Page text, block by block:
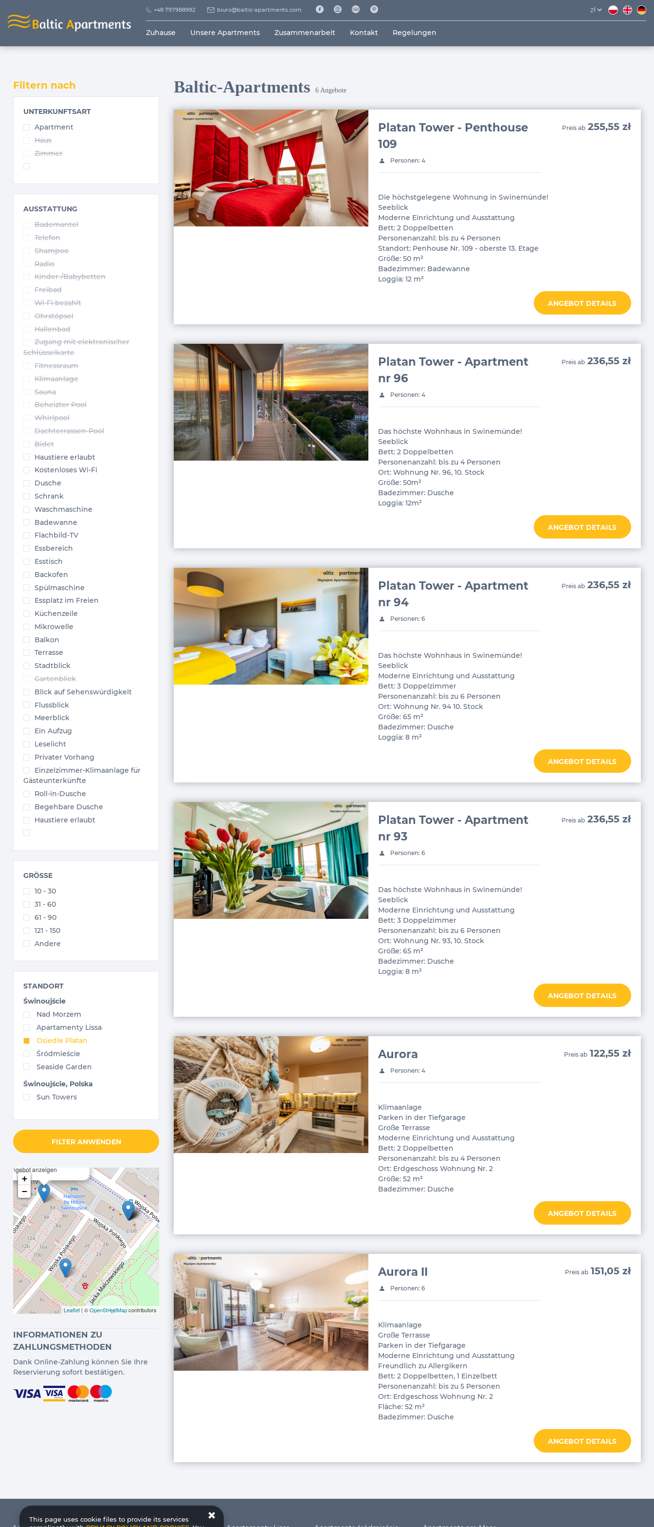
+48 797988992 biuro@baltic-apartments.com
Zuhause Unsere Apartments Zusammenarbeit Kontakt Regelungen
Filtern nach
UNTERKUNFTSART
Apartment
Haus
Zimmer
AUSSTATTUNG
Bademantel
Telefon
Shampoo
Radio
Kinder-/Babybetten
Freibad
Wi-Fi bezahlt
Ohrstöpsel
Hallenbad
Zugang mit elektronischer
Schlüsselkarte
Fitnessraum
Klimaanlage
Sauna
Beheizter Pool
Whirlpool
Dachterrassen-Pool
Bidet
Haustiere erlaubt
Kostenloses Wi-Fi
Dusche
Schrank
Waschmaschine
Badewanne
Flachbild-TV
Essbereich
Esstisch
Backofen
Spülmaschine
Essplatz im Freien
Küchenzeile
Mikrowelle
Balkon
Terrasse
Stadtblick
Gartenblick
Blick auf Sehenswürdigkeit
Flussblick
Meerblick
Ein Aufzug
Leselicht
Privater Vorhang
Einzelzimmer-Klimaanlage für
Gästeunterkünfte
Roll-in-Dusche
Begehbare Dusche
Haustiere erlaubt
GRÖSSE
10 - 30
31 - 60
61 - 90
121 - 150
Andere
STANDORT
Świnoujście
Nad Morzem
Apartamenty Lissa
Osiedle Platan
Śródmieście
Seaside Garden
Świnoujście, Polska
Sun Towers
FILTER ANWENDEN
Wojska Polskiego 8D
Angebot anzeigen
+
−
Leaflet | ©OpenStreetMapcontributors
INFORMATIONEN ZU
ZAHLUNGSMETHODEN
Dank Online-Zahlung können Sie Ihre
Reservierung sofort bestätigen.
Baltic-Apartments 6 Angebote
Platan Tower - Penthouse
109
Personen: 4
Preis ab 255,55 zł
Die höchstgelegene Wohnung in Swinemünde!
Seeblick
Moderne Einrichtung und Ausstattung
Bett: 2 Doppelbetten
Personenanzahl: bis zu 4 Personen
Standort: Penhouse Nr. 109 - oberste 13. Etage
Größe: 50 m²
Badezimmer: Badewanne
Loggia: 12 m²
ANGEBOT DETAILS
Platan Tower - Apartment
nr 96
Personen: 4
Preis ab 236,55 zł
Das höchste Wohnhaus in Swinemünde!
Seeblick
Bett: 2 Doppelbetten
Personenanzahl: bis zu 4 Personen
Ort: Wohnung Nr. 96, 10. Stock
Größe: 50m²
Badezimmer: Dusche
Loggia: 12m²
ANGEBOT DETAILS
Platan Tower - Apartment
nr 94
Personen: 6
Preis ab 236,55 zł
Das höchste Wohnhaus in Swinemünde!
Seeblick
Moderne Einrichtung und Ausstattung
Bett: 3 Doppelzimmer
Personenanzahl: bis zu 6 Personen
Ort: Wohnung Nr. 94 10. Stock
Größe: 65 m²
Badezimmer: Dusche
Loggia: 8 m²
ANGEBOT DETAILS
Platan Tower - Apartment
nr 93
Personen: 6
Preis ab 236,55 zł
Das höchste Wohnhaus in Swinemünde!
Seeblick
Moderne Einrichtung und Ausstattung
Bett: 3 Doppelzimmer
Personenanzahl: bis zu 6 Personen
Ort: Wohnung Nr. 93, 10. Stock
Größe: 65 m²
Badezimmer: Dusche
Loggia: 8 m²
ANGEBOT DETAILS
Aurora
Personen: 4
Preis ab 122,55 zł
Klimaanlage
Parken in der Tiefgarage
Große Terrasse
Moderne Einrichtung und Ausstattung
Bett: 2 Doppelbetten
Personenanzahl: bis zu 4 Personen
Ort: Erdgeschoss Wohnung Nr. 2
Größe: 52 m²
Badezimmer: Dusche
ANGEBOT DETAILS
Aurora II
Personen: 6
Preis ab 151,05 zł
Klimaanlage
Große Terrasse
Parken in der Tiefgarage
Moderne Einrichtung und Ausstattung
Freundlich zu Allergikern
Bett: 2 Doppelbetten, 1 Einzelbett
Personenanzahl: bis zu 5 Personen
Ort: Erdgeschoss Wohnung Nr. 2
Fläche: 52 m²
Badezimmer: Dusche
ANGEBOT DETAILS
This page uses cookie files to provide its services